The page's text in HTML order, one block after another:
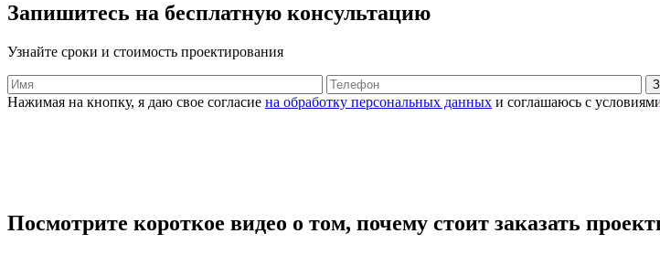
Запишитесь на бесплатную консультацию
Узнайте сроки и стоимость проектирования
Нажимая на кнопку, я даю свое согласие на обработку персональных данных и соглашаюсь с
Посмотрите короткое видео о том, почему стоит заказать